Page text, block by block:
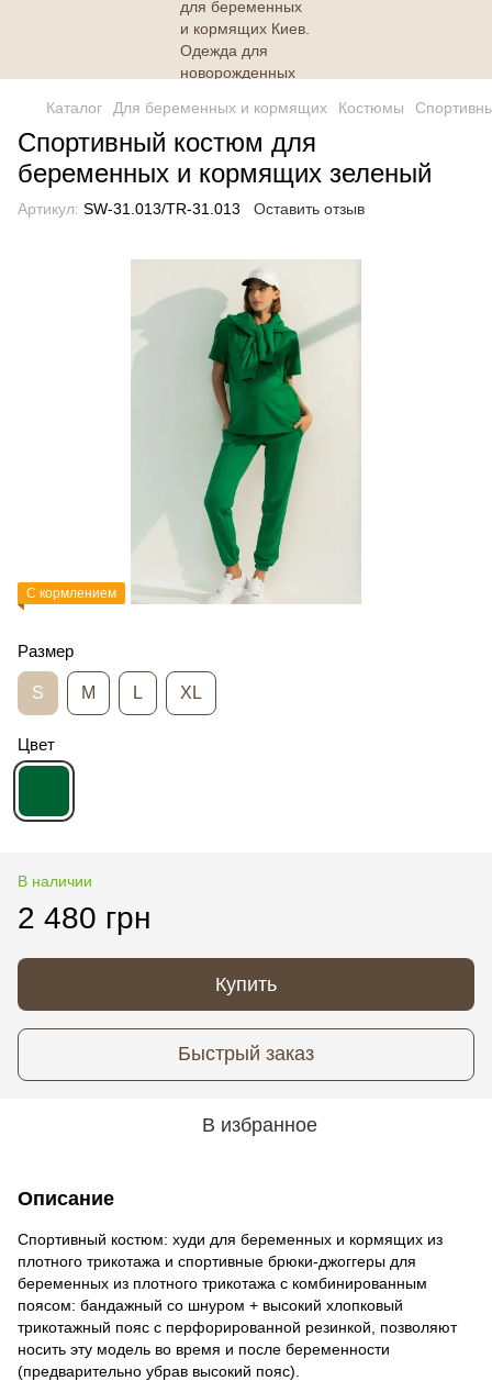
Каталог Для беременных и кормящих Костюмы
Спортивный костюм для
беременных и кормящих зеленый
Артикул: SW-31.013/TR-31.013 Оставить отзыв
С кормлением
Размер
S M L XL
Цвет
В наличии
2 480 грн
Купить
Быстрый заказ
В избранное
Описание
Спортивный костюм: худи для беременных и кормящих из
плотного трикотажа и спортивные брюки-джоггеры для
беременных из плотного трикотажа с комбинированным
поясом: бандажный со шнуром + высокий хлопковый
трикотажный пояс с перфорированной резинкой, позволяют
носить эту модель во время и после беременности
(предварительно убрав высокий пояс).